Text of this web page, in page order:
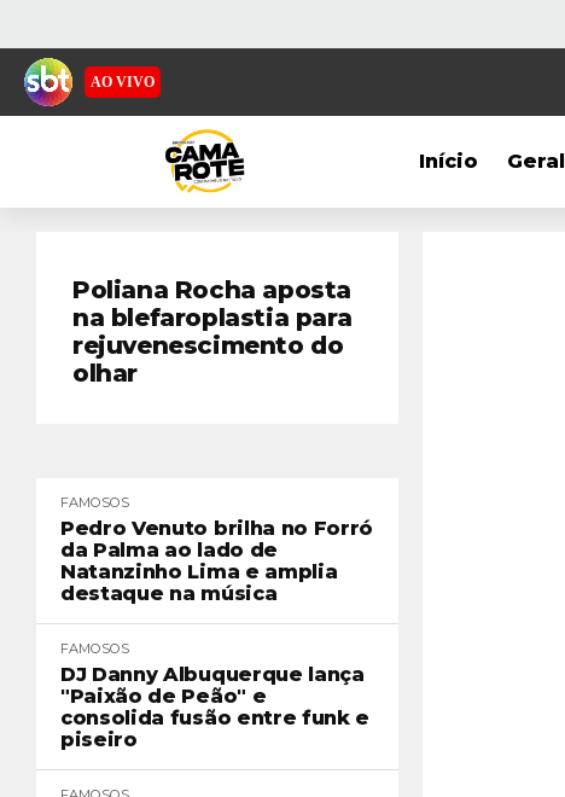
AO VIVO
Início Geral
Poliana Rocha aposta
na blefaroplastia para
rejuvenescimento do
olhar
FAMOSOS
Pedro Venuto brilha no Forró
da Palma ao lado de
Natanzinho Lima e amplia
destaque na música
FAMOSOS
DJ Danny Albuquerque lança
"Paixão de Peão" e
consolida fusão entre funk e
piseiro